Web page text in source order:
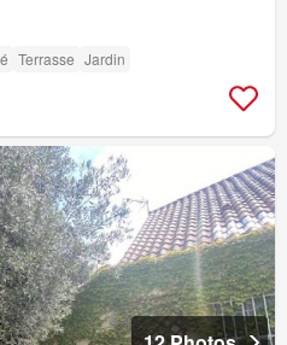
Terrasse Jardin